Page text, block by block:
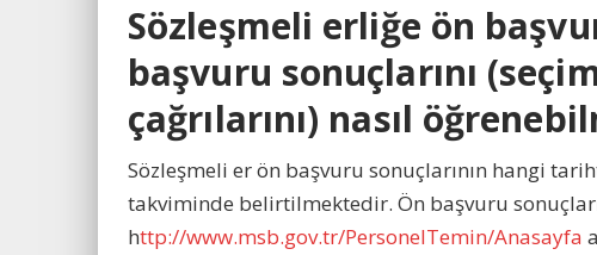
Sözleşmeli erliğe ön
başvuru sonuçlarını
çağrılarını) nasıl
Sözleşmeli er ön başvuru sonuçlarının hangi
takviminde belirtilmektedir. Ön başvuru
http://www.msb.gov.tr/PersonelTemin/Anasayfa